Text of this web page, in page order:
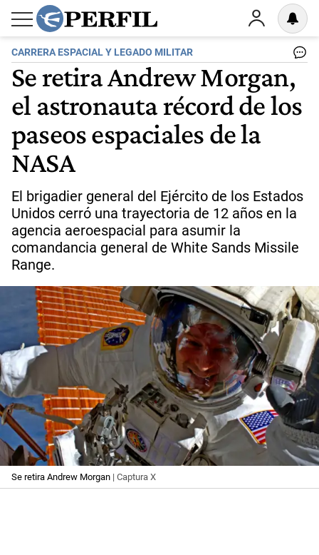
CARRERA ESPACIAL Y LEGADO MILITAR
Se retira Andrew Morgan,
el astronauta récord de los
paseos espaciales de la
NASA
El brigadier general del Ejército de los Estados
Unidos cerró una trayectoria de 12 años en la
agencia aeroespacial para asumir la
comandancia general de White Sands Missile
Range.
Se retira Andrew Morgan | Captura X